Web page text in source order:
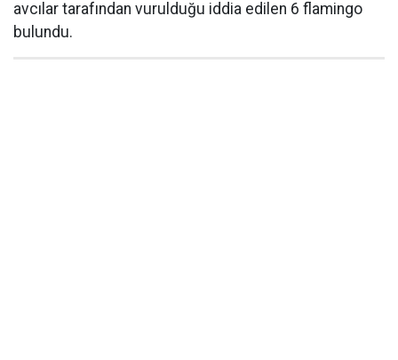
avcılar tarafından vurulduğu iddia edilen 6 flamingo
bulundu.